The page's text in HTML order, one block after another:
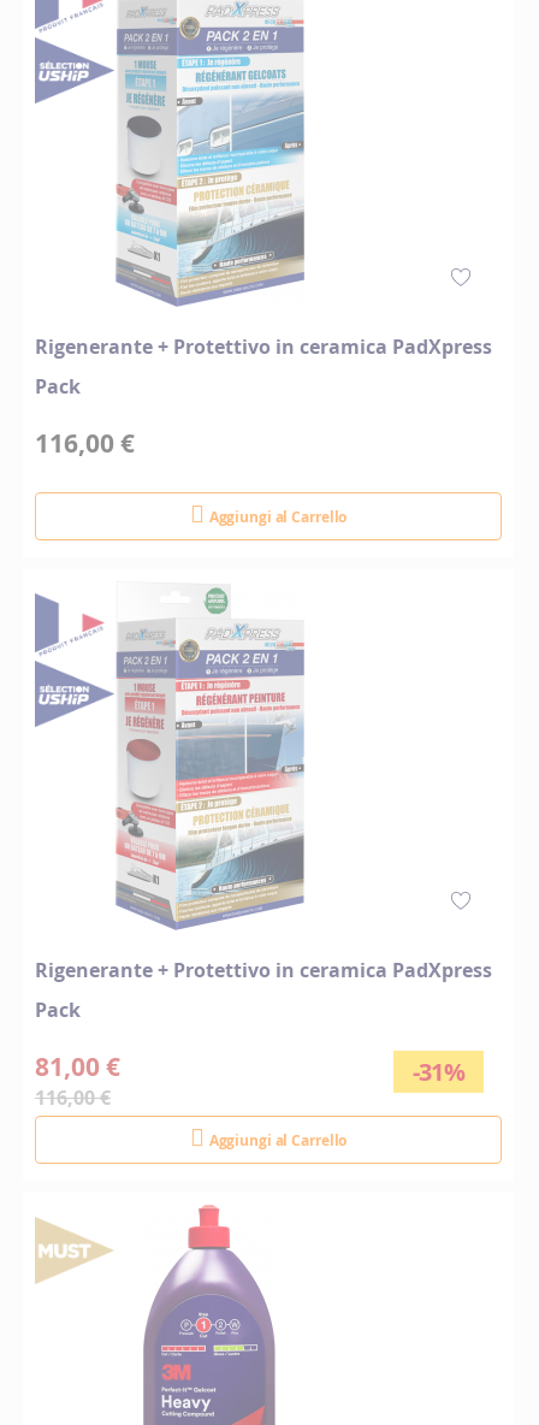
Rigenerante + Protettivo in ceramica PadXpress
Pack
116,00 €
Aggiungi al Carrello
Rigenerante + Protettivo in ceramica PadXpress
Pack
-31%
81,00 €
116,00 €
Aggiungi al Carrello